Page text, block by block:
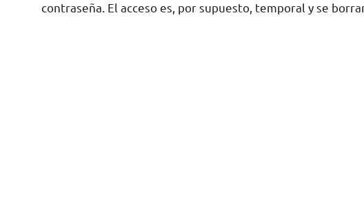
contraseña. El acceso es, por supuesto, temporal y se